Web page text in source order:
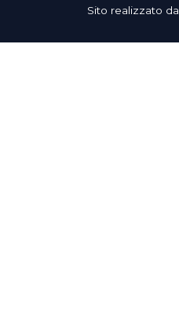
Sito realizzato da